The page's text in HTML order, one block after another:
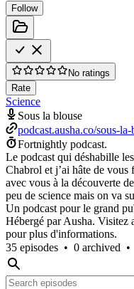
Follow
No ratings
Rate
Science
Sous la blouse
podcast.ausha.co/sous-la-
Fortnightly podcast.
Le podcast qui déshabille
Chabrol et j’ai hâte de
avec vous à la découverte
peu de science mais on va
Un podcast pour le grand
Hébergé par Ausha. Visitez
pour plus d'informations.
35 episodes • 0 archived •